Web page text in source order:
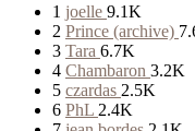
1 joelle 9.1K
2 Prince (archive)
3 Tara 6.7K
4 Chambaron 3.2K
5 czardas 2.5K
6 PhL 2.4K